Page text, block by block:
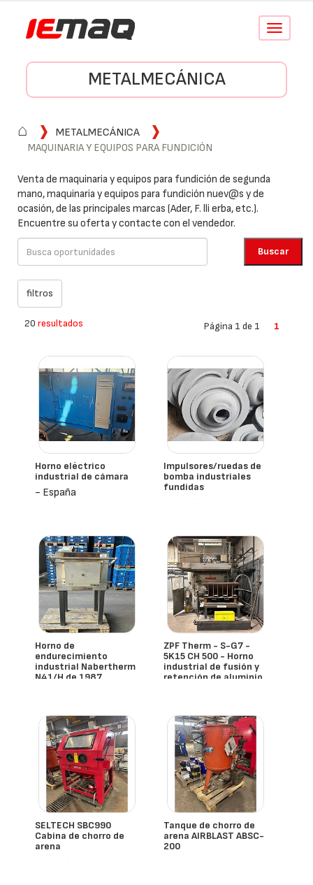
Conmutar
METALMECÁNICA
⌂
METALMECÁNICA
MAQUINARIA Y EQUIPOS PARA FUNDICIÓN
Venta de maquinaria y equipos para fundición de segunda
mano, maquinaria y equipos para fundición nuev@s y de
ocasión, de las principales marcas (Ader, F. lli erba, etc.).
Encuentre su oferta y contacte con el vendedor.
20 resultados Página 1 de 1 1
Horno eléctrico
industrial de cámara
- España
Impulsores/ruedas de
bomba industriales
fundidas
- España
Horno de
endurecimiento
industrial Nabertherm
N41/H de 1987
ZPF Therm - S-G7 -
5K15 CH 500 - Horno
industrial de fusión y
retención de aluminio
SELTECH SBC990
Cabina de chorro de
arena
- España
Tanque de chorro de
arena AIRBLAST ABSC-
200
- España